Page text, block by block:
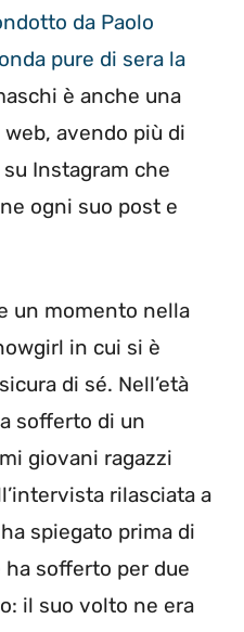
da Paolo
pure di sera la
è anche una
avendo più di
Instagram che
ogni suo post e
un momento nella
in cui si è
di sé. Nell’età
sofferto di un
giovani ragazzi
rilasciata a
spiegato prima di
sofferto per due
il suo volto ne era